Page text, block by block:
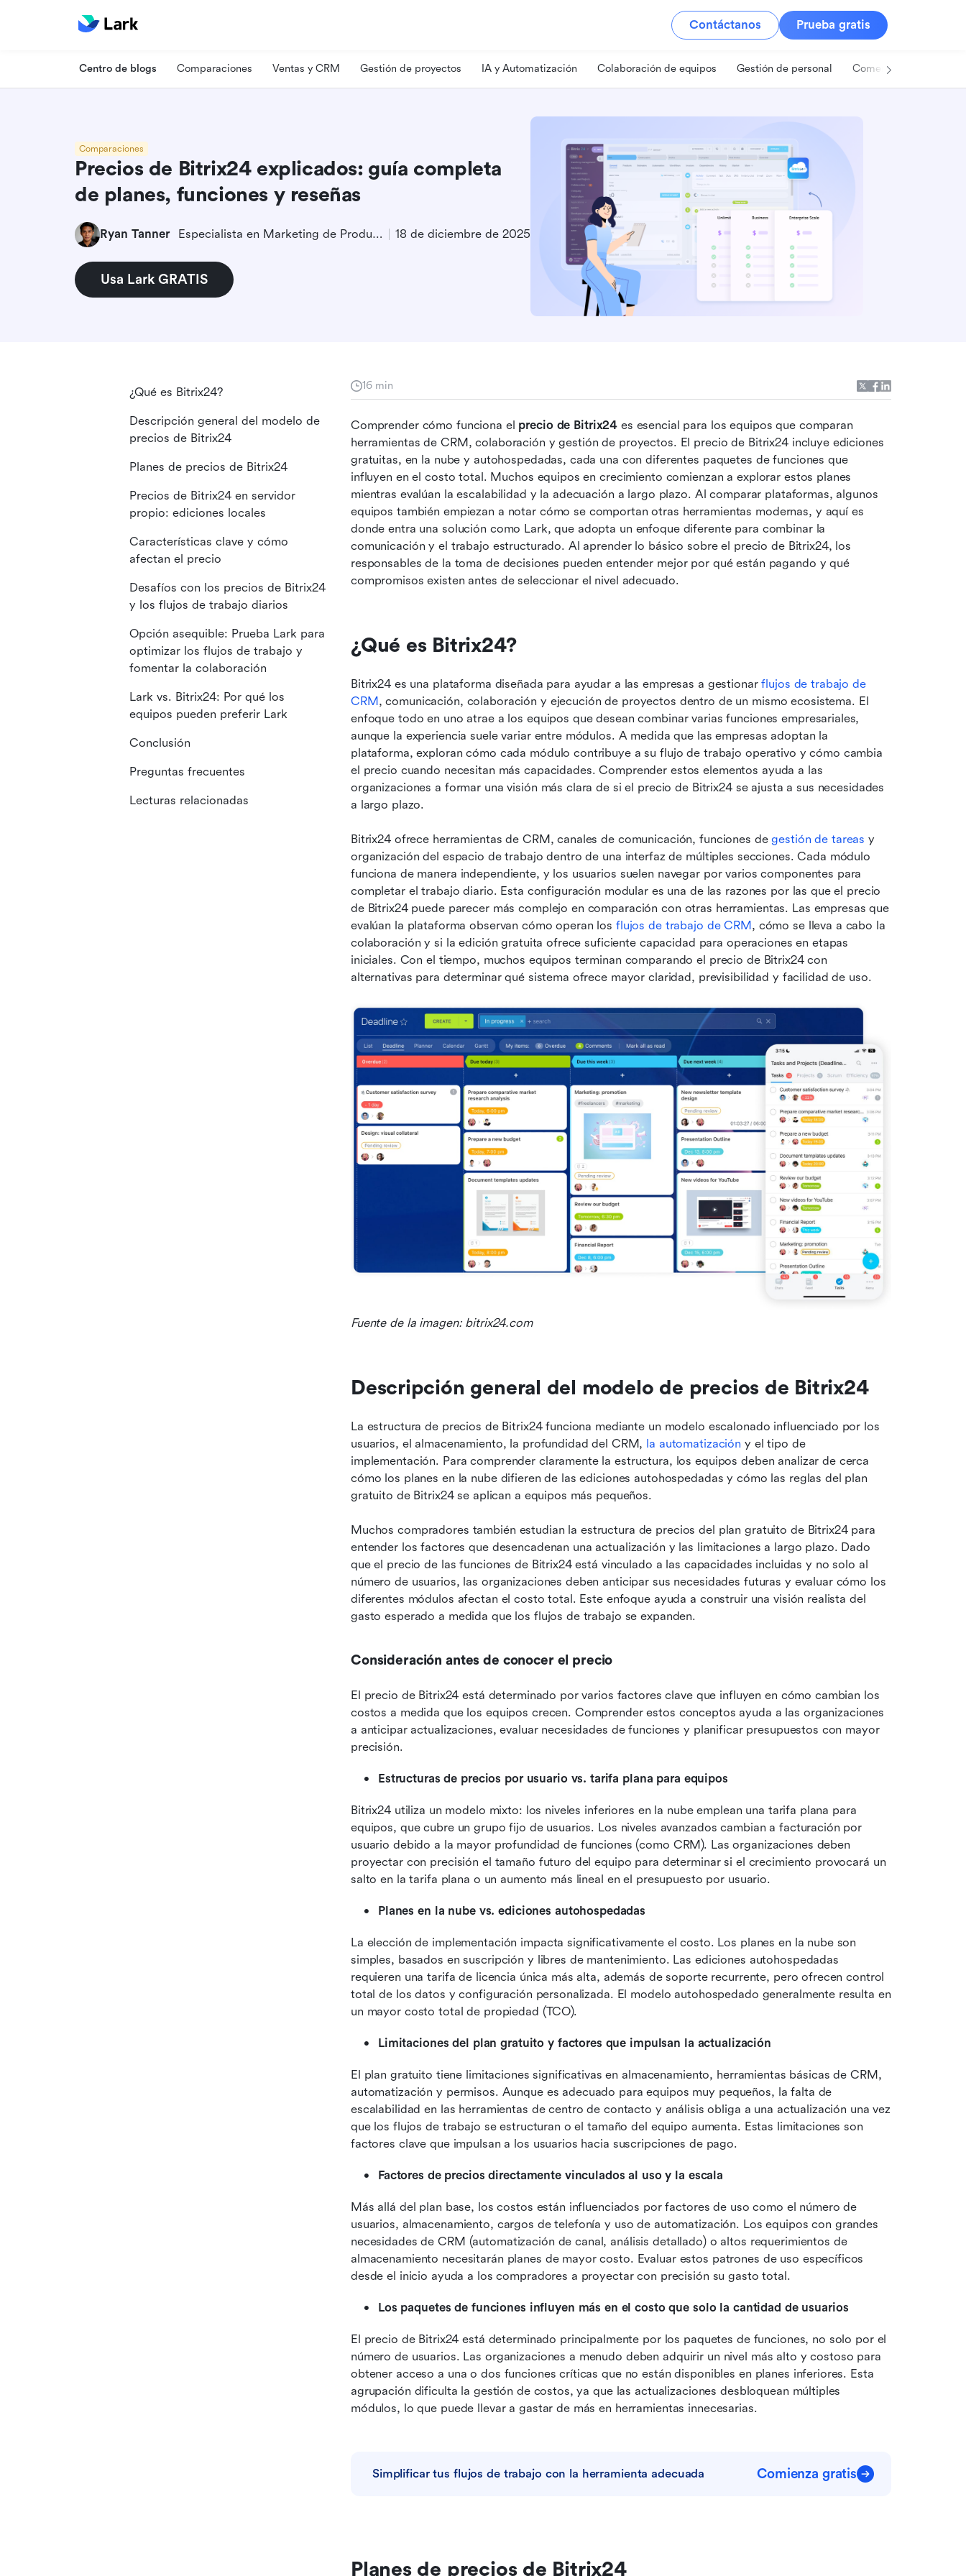
Contáctanos Prueba gratis
Centro de blogs Comparaciones Ventas y CRM Gestión de proyectos IA y Automatización Colaboración de equipos Gestión de personal Comercio minorista
Comparaciones
Precios de Bitrix24 explicados: guía completa
de planes, funciones y reseñas
Ryan Tanner Especialista en Marketing de Producto 18 de diciembre de 2025
Usa Lark GRATIS
16 min
Comprender cómo funciona el precio de Bitrix24 es esencial para los equipos que comparan
herramientas de CRM, colaboración y gestión de proyectos. El precio de Bitrix24 incluye ediciones
gratuitas, en la nube y autohospedadas, cada una con diferentes paquetes de funciones que
influyen en el costo total. Muchos equipos en crecimiento comienzan a explorar estos planes
mientras evalúan la escalabilidad y la adecuación a largo plazo. Al comparar plataformas, algunos
equipos también empiezan a notar cómo se comportan otras herramientas modernas, y aquí es
donde entra una solución como Lark, que adopta un enfoque diferente para combinar la
comunicación y el trabajo estructurado. Al aprender lo básico sobre el precio de Bitrix24, los
responsables de la toma de decisiones pueden entender mejor por qué están pagando y qué
compromisos existen antes de seleccionar el nivel adecuado.
¿Qué es Bitrix24?
Bitrix24 es una plataforma diseñada para ayudar a las empresas a gestionar flujos de trabajo de
CRM, comunicación, colaboración y ejecución de proyectos dentro de un mismo ecosistema. El
enfoque todo en uno atrae a los equipos que desean combinar varias funciones empresariales,
aunque la experiencia suele variar entre módulos. A medida que las empresas adoptan la
plataforma, exploran cómo cada módulo contribuye a su flujo de trabajo operativo y cómo cambia
el precio cuando necesitan más capacidades. Comprender estos elementos ayuda a las
organizaciones a formar una visión más clara de si el precio de Bitrix24 se ajusta a sus necesidades
a largo plazo.
Bitrix24 ofrece herramientas de CRM, canales de comunicación, funciones de gestión de tareas y
organización del espacio de trabajo dentro de una interfaz de múltiples secciones. Cada módulo
funciona de manera independiente, y los usuarios suelen navegar por varios componentes para
completar el trabajo diario. Esta configuración modular es una de las razones por las que el precio
de Bitrix24 puede parecer más complejo en comparación con otras herramientas. Las empresas que
evalúan la plataforma observan cómo operan los flujos de trabajo de CRM, cómo se lleva a cabo la
colaboración y si la edición gratuita ofrece suficiente capacidad para operaciones en etapas
iniciales. Con el tiempo, muchos equipos terminan comparando el precio de Bitrix24 con
alternativas para determinar qué sistema ofrece mayor claridad, previsibilidad y facilidad de uso.
Fuente de la imagen: bitrix24.com
Descripción general del modelo de precios de Bitrix24
La estructura de precios de Bitrix24 funciona mediante un modelo escalonado influenciado por los
usuarios, el almacenamiento, la profundidad del CRM, la automatización y el tipo de
implementación. Para comprender claramente la estructura, los equipos deben analizar de cerca
cómo los planes en la nube difieren de las ediciones autohospedadas y cómo las reglas del plan
gratuito de Bitrix24 se aplican a equipos más pequeños.
Muchos compradores también estudian la estructura de precios del plan gratuito de Bitrix24 para
entender los factores que desencadenan una actualización y las limitaciones a largo plazo. Dado
que el precio de las funciones de Bitrix24 está vinculado a las capacidades incluidas y no solo al
número de usuarios, las organizaciones deben anticipar sus necesidades futuras y evaluar cómo los
diferentes módulos afectan el costo total. Este enfoque ayuda a construir una visión realista del
gasto esperado a medida que los flujos de trabajo se expanden.
Consideración antes de conocer el precio
El precio de Bitrix24 está determinado por varios factores clave que influyen en cómo cambian los
costos a medida que los equipos crecen. Comprender estos conceptos ayuda a las organizaciones
a anticipar actualizaciones, evaluar necesidades de funciones y planificar presupuestos con mayor
precisión.
Estructuras de precios por usuario vs. tarifa plana para equipos
Bitrix24 utiliza un modelo mixto: los niveles inferiores en la nube emplean una tarifa plana para
equipos, que cubre un grupo fijo de usuarios. Los niveles avanzados cambian a facturación por
usuario debido a la mayor profundidad de funciones (como CRM). Las organizaciones deben
proyectar con precisión el tamaño futuro del equipo para determinar si el crecimiento provocará un
salto en la tarifa plana o un aumento más lineal en el presupuesto por usuario.
Planes en la nube vs. ediciones autohospedadas
La elección de implementación impacta significativamente el costo. Los planes en la nube son
simples, basados en suscripción y libres de mantenimiento. Las ediciones autohospedadas
requieren una tarifa de licencia única más alta, además de soporte recurrente, pero ofrecen control
total de los datos y configuración personalizada. El modelo autohospedado generalmente resulta en
un mayor costo total de propiedad (TCO).
Limitaciones del plan gratuito y factores que impulsan la actualización
El plan gratuito tiene limitaciones significativas en almacenamiento, herramientas básicas de CRM,
automatización y permisos. Aunque es adecuado para equipos muy pequeños, la falta de
escalabilidad en las herramientas de centro de contacto y análisis obliga a una actualización una vez
que los flujos de trabajo se estructuran o el tamaño del equipo aumenta. Estas limitaciones son
factores clave que impulsan a los usuarios hacia suscripciones de pago.
Factores de precios directamente vinculados al uso y la escala
Más allá del plan base, los costos están influenciados por factores de uso como el número de
usuarios, almacenamiento, cargos de telefonía y uso de automatización. Los equipos con grandes
necesidades de CRM (automatización de canal, análisis detallado) o altos requerimientos de
almacenamiento necesitarán planes de mayor costo. Evaluar estos patrones de uso específicos
desde el inicio ayuda a los compradores a proyectar con precisión su gasto total.
Los paquetes de funciones influyen más en el costo que solo la cantidad de usuarios
El precio de Bitrix24 está determinado principalmente por los paquetes de funciones, no solo por el
número de usuarios. Las organizaciones a menudo deben adquirir un nivel más alto y costoso para
obtener acceso a una o dos funciones críticas que no están disponibles en planes inferiores. Esta
agrupación dificulta la gestión de costos, ya que las actualizaciones desbloquean múltiples
módulos, lo que puede llevar a gastar de más en herramientas innecesarias.
Simplificar tus flujos de trabajo con la herramienta adecuada Comienza gratis
Planes de precios de Bitrix24
¿Qué es Bitrix24?
Descripción general del modelo de
precios de Bitrix24
Planes de precios de Bitrix24
Precios de Bitrix24 en servidor
propio: ediciones locales
Características clave y cómo
afectan el precio
Desafíos con los precios de Bitrix24
y los flujos de trabajo diarios
Opción asequible: Prueba Lark para
optimizar los flujos de trabajo y
fomentar la colaboración
Lark vs. Bitrix24: Por qué los
equipos pueden preferir Lark
Conclusión
Preguntas frecuentes
Lecturas relacionadas